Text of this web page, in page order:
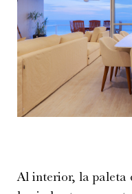
Al interior, la paleta